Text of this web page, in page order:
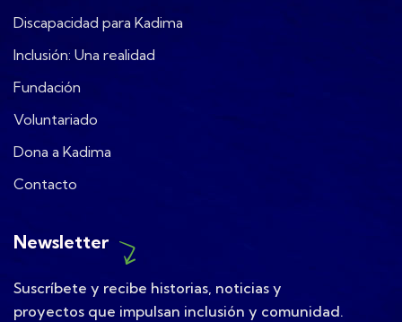
Discapacidad para Kadima
Inclusión: Una realidad
Fundación
Voluntariado
Dona a Kadima
Contacto
Newsletter
Suscríbete y recibe historias, noticias y
proyectos que impulsan inclusión y comunidad.